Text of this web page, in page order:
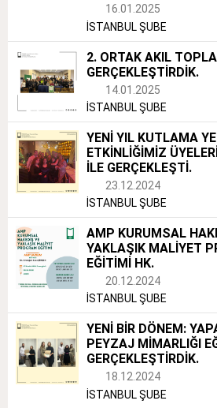
16.01.2025
İSTANBUL ŞUBE
2. ORTAK AKIL
GERÇEKLEŞTİRDİK.
14.01.2025
İSTANBUL ŞUBE
YENİ YIL KUTLAMA
ETKİNLİĞİMİZ
İLE GERÇEKLEŞTİ.
23.12.2024
İSTANBUL ŞUBE
AMP KURUMSAL
YAKLAŞIK MALİYET
EĞİTİMİ HK.
20.12.2024
İSTANBUL ŞUBE
YENİ BİR DÖNEM:
PEYZAJ MİMARLIĞI
GERÇEKLEŞTİRDİK.
18.12.2024
İSTANBUL ŞUBE